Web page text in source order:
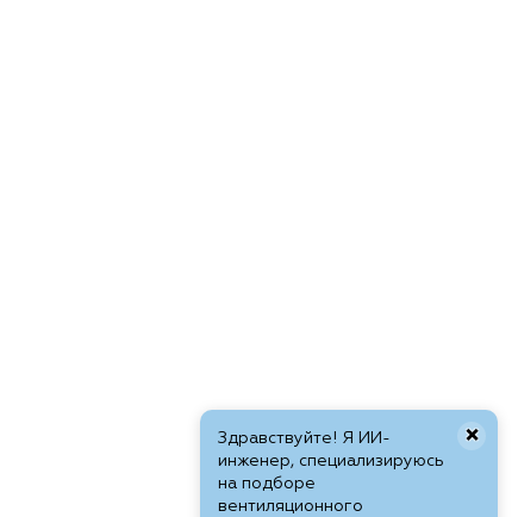
Здравствуйте! Я ИИ-
инженер, специализируюсь
на подборе
вентиляционного
×